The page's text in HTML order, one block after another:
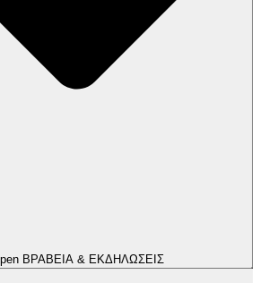
ΒΡΑΒΕΙΑ & ΕΚΔΗΛΩΣΕΙΣ